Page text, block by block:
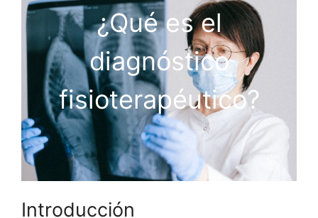
¿Qué es el
diagnóstico
fisioterapéutico?
Introducción